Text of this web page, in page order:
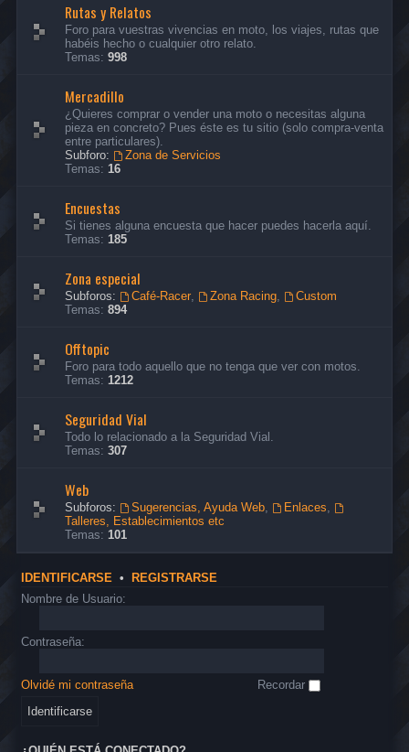
Rutas y Relatos
Foro para vuestras vivencias en moto, los viajes, rutas que
habéis hecho o cualquier otro relato.
Temas: 998
Mercadillo
¿Quieres comprar o vender una moto o necesitas alguna
pieza en concreto? Pues éste es tu sitio (solo compra-venta
entre particulares).
Subforo:
Zona de Servicios
Temas: 16
Encuestas
Si tienes alguna encuesta que hacer puedes hacerla aquí.
Temas: 185
Zona especial
Subforos: Café-Racer, Zona Racing,
Custom
Temas: 894
Offtopic
Foro para todo aquello que no tenga que ver con motos.
Temas: 1212
Seguridad Vial
Todo lo relacionado a la Seguridad Vial.
Temas: 307
Web
Subforos: Sugerencias, Ayuda Web, Enlaces,
Talleres, Establecimientos etc
Temas: 101
IDENTIFICARSE • REGISTRARSE
Nombre de Usuario:
Contraseña:
Olvidé mi contraseña Recordar